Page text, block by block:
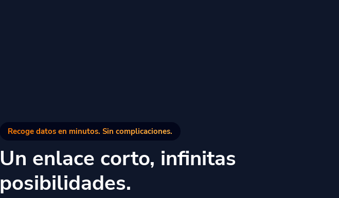
Recoge datos en minutos. Sin complicaciones.
Un enlace corto, infinitas
posibilidades.